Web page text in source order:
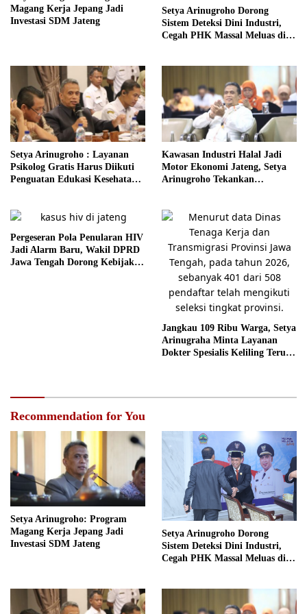
Magang Kerja Jepang Jadi
Investasi SDM Jateng
Setya Arinugroho Dorong
Sistem Deteksi Dini Industri,
Cegah PHK Massal Meluas di
Setya Arinugroho : Layanan
Psikolog Gratis Harus Diikuti
Penguatan Edukasi Kesehatan
Kawasan Industri Halal Jadi
Motor Ekonomi Jateng, Setya
Arinugroho Tekankan
Pergeseran Pola Penularan HIV
Jadi Alarm Baru, Wakil DPRD
Jawa Tengah Dorong Kebijakan
Jangkau 109 Ribu Warga, Setya
Arinugraha Minta Layanan
Dokter Spesialis Keliling Terus
Recommendation for You
Setya Arinugroho: Program
Magang Kerja Jepang Jadi
Investasi SDM Jateng
Setya Arinugroho Dorong
Sistem Deteksi Dini Industri,
Cegah PHK Massal Meluas di